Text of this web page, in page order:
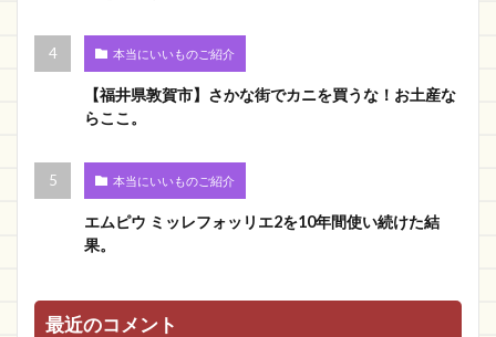
本当にいいものご紹介
【福井県敦賀市】さかな街でカニを買うな！お土産な
らここ。
本当にいいものご紹介
エムピウ ミッレフォッリエ2を10年間使い続けた結
果。
最近のコメント